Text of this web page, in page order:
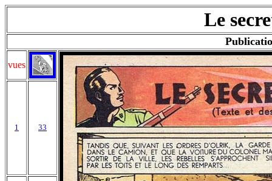
Le
vues
1 33